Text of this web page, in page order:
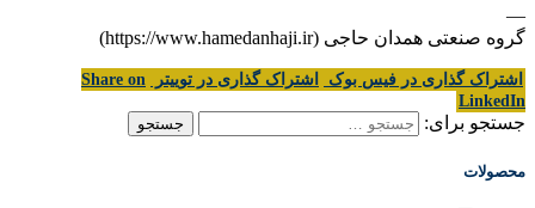
—
گروه صنعتی همدان حاجی (https://www.hamedanhaji.ir)
اشتراک گذاری در فیس بوک اشتراک گذاری در توییتر
Share on
LinkedIn
جستجو برای:
محصولات